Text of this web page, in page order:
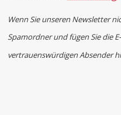
Wenn Sie unseren Newsletter
Spamordner und fügen Sie die
vertrauenswürdigen Absender